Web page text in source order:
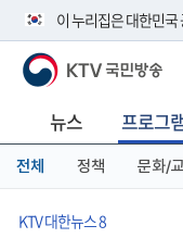
이 누리집은 대한민
공식 누리집 주소 확인
니다.
이밖에 or.kr 또는 .kr
서 도메인 주소를 확인
KTV 국민방송
뉴스 프로그
전체 정책 문화/
KTV 대한뉴스 8